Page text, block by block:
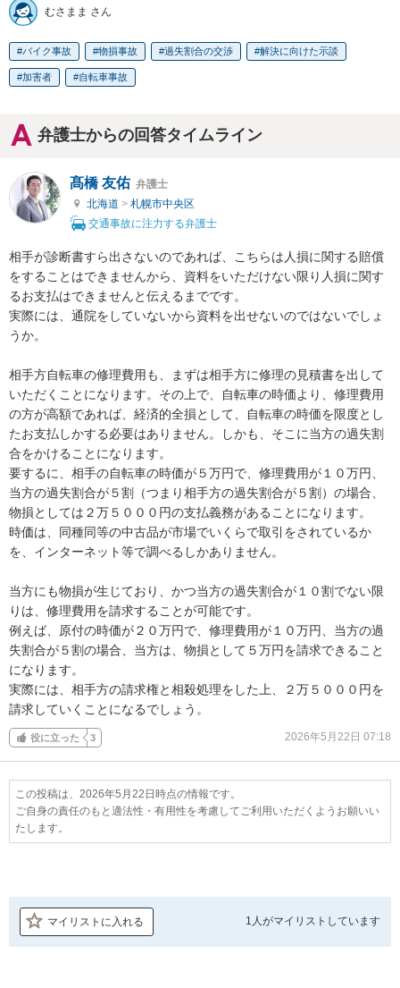
むさまま さん
バイク事故 物損事故 過失割合の交渉 解決に向けた示談
加害者 自転車事故
弁護士からの回答タイムライン
髙橋 友佑 弁護士
北海道 > 札幌市中央区
交通事故に注力する弁護士
相手が診断書すら出さないのであれば、こちらは人損に関する賠償
をすることはできませんから、資料をいただけない限り人損に関す
るお支払はできませんと伝えるまでです。
実際には、通院をしていないから資料を出せないのではないでしょ
うか。
相手方自転車の修理費用も、まずは相手方に修理の見積書を出して
いただくことになります。その上で、自転車の時価より、修理費用
の方が高額であれば、経済的全損として、自転車の時価を限度とし
たお支払しかする必要はありません。しかも、そこに当方の過失割
合をかけることになります。
要するに、相手の自転車の時価が５万円で、修理費用が１０万円、
当方の過失割合が５割（つまり相手方の過失割合が５割）の場合、
物損としては２万５０００円の支払義務があることになります。
時価は、同種同等の中古品が市場でいくらで取引をされているか
を、インターネット等で調べるしかありません。
当方にも物損が生じており、かつ当方の過失割合が１０割でない限
りは、修理費用を請求することが可能です。
例えば、原付の時価が２０万円で、修理費用が１０万円、当方の過
失割合が５割の場合、当方は、物損として５万円を請求できること
になります。
実際には、相手方の請求権と相殺処理をした上、２万５０００円を
請求していくことになるでしょう。
役に立った 3 2026年5月22日 07:18
この投稿は、2026年5月22日時点の情報です。
ご自身の責任のもと適法性・有用性を考慮してご利用いただくようお願いい
たします。
マイリストに入れる 1人がマイリストしています